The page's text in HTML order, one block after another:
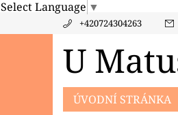
Select Language ▼
+420724304263
U
ÚVODNÍ STRÁNKA